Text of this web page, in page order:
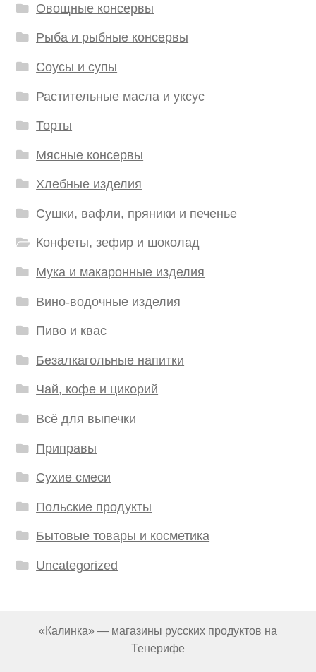
Овощные консервы
Рыба и рыбные консервы
Соусы и супы
Растительные масла и уксус
Торты
Мясные консервы
Хлебные изделия
Сушки, вафли, пряники и печенье
Конфеты, зефир и шоколад
Мука и макаронные изделия
Вино-водочные изделия
Пиво и квас
Безалкагольные напитки
Чай, кофе и цикорий
Всё для выпечки
Приправы
Сухие смеси
Польские продукты
Бытовые товары и косметика
Uncategorized
«Калинка» — магазины русских продуктов на
Тенерифе